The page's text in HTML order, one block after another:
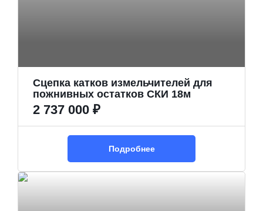
Сцепка катков измельчителей для
пожнивных остатков СКИ 18м
2 737 000 ₽
Подробнее